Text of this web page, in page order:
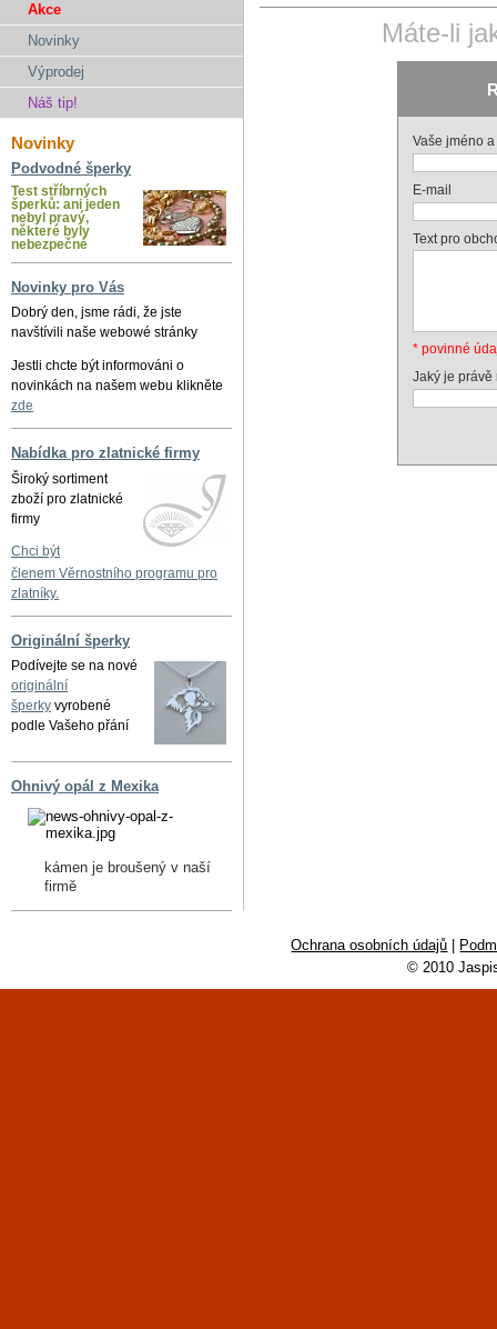
Akce
Novinky
Výprodej
Náš tip!
Novinky
Podvodné šperky
Test stříbrných
šperků: ani jeden
nebyl pravý,
některé byly
nebezpečné
Novinky pro Vás
Dobrý den, jsme rádi, že jste
navštívili naše webowé stránky
Jestli chcte být informováni o
novinkách na našem webu klikněte
zde
Nabídka pro zlatnické firmy
Široký sortiment
zboží pro zlatnické
firmy
Chci být
členem Věrnostního programu pro
zlatníky.
Originální šperky
Podívejte se na nové
originální
šperky vyrobené
podle Vašeho přání
Ohnivý opál z Mexika
kámen je broušený v naší
firmě
Máte-li
Vaše jméno
E-mail
Text pro
* povinné
Jaký je právě
Ochrana osobních údajů
© 2010